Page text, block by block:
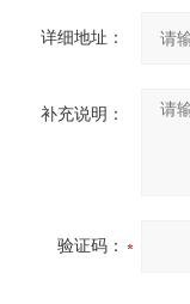
详细地址：
补充说明：
验证码：